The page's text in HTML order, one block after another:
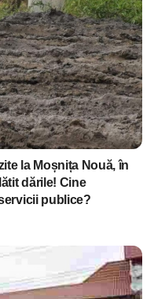
la Moșnița Nouă, în
dările! Cine
publice?